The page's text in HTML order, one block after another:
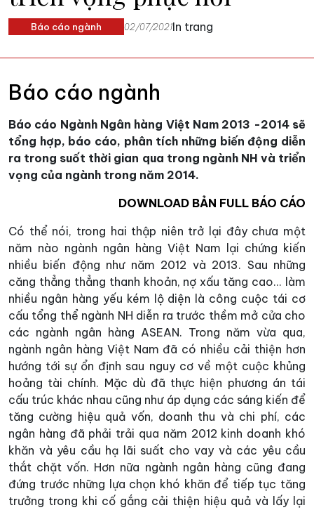
Báo cáo ngành 02/07/2021In trang
Báo cáo ngành
Báo cáo Ngành Ngân hàng Việt Nam 2013 -2014 sẽ
tổng hợp, báo cáo, phân tích những biến động diễn
ra trong suốt thời gian qua trong ngành NH và triển
vọng của ngành trong năm 2014.
DOWNLOAD BẢN FULL BÁO CÁO
Có thể nói, trong hai thập niên trở lại đây chưa một
năm nào ngành ngân hàng Việt Nam lại chứng kiến
nhiều biến động như năm 2012 và 2013. Sau những
căng thẳng thẳng thanh khoản, nợ xấu tăng cao... làm
nhiều ngân hàng yếu kém lộ diện là công cuộc tái cơ
cấu tổng thể ngành NH diễn ra trước thềm mở cửa cho
các ngành ngân hàng ASEAN. Trong năm vừa qua,
ngành ngân hàng Việt Nam đã có nhiều cải thiện hơn
hướng tới sự ổn định sau nguy cơ về một cuộc khủng
hoảng tài chính. Mặc dù đã thực hiện phương án tái
cấu trúc khác nhau cũng như áp dụng các sáng kiến để
tăng cường hiệu quả vốn, doanh thu và chi phí, các
ngân hàng đã phải trải qua năm 2012 kinh doanh khó
khăn và yêu cầu hạ lãi suất cho vay và các yêu cầu
thắt chặt vốn. Hơn nữa ngành ngân hàng cũng đang
đứng trước những lựa chọn khó khăn để tiếp tục tăng
trưởng trong khi cố gắng cải thiện hiệu quả và lấy lại